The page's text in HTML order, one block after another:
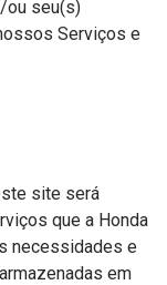
ou seu(s)
Serviços e
site será
que a Honda
necessidades e
em